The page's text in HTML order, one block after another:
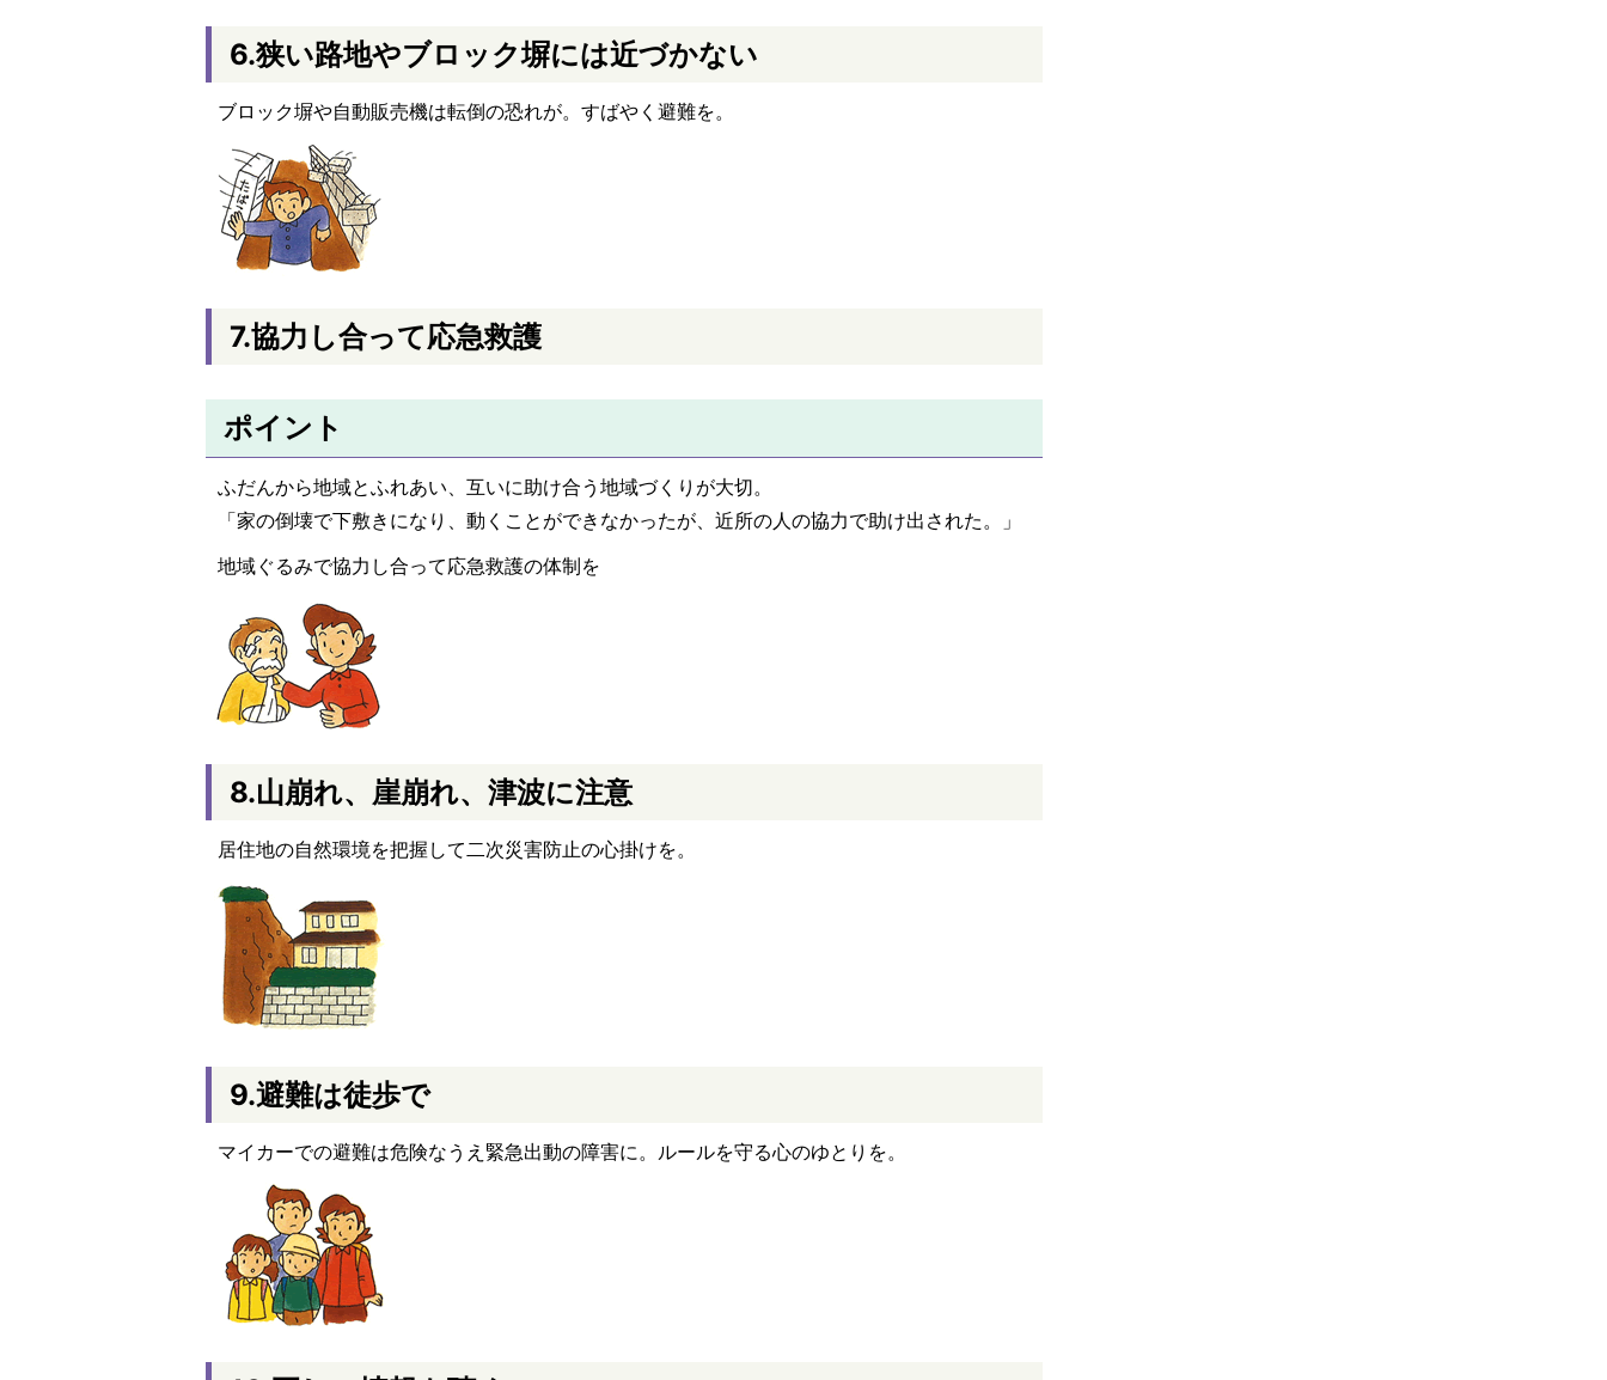
6.狭い路地やブロック塀には近づかない
ブロック塀や自動販売機は転倒の恐れが。すばやく避難を。
7.協力し合って応急救護
ポイント
ふだんから地域とふれあい、互いに助け合う地域づくりが大切。
「家の倒壊で下敷きになり、動くことができなかったが、近所の人の協力で助け出された。」
地域ぐるみで協力し合って応急救護の体制を
8.山崩れ、崖崩れ、津波に注意
居住地の自然環境を把握して二次災害防止の心掛けを。
9.避難は徒歩で
マイカーでの避難は危険なうえ緊急出動の障害に。ルールを守る心のゆとりを。